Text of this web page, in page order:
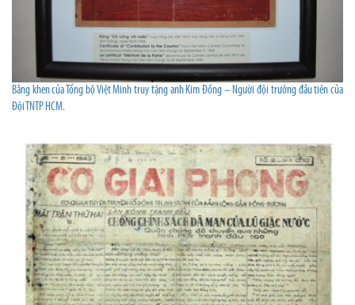
Bằng khen của Tổng bộ Việt Minh truy tặng anh Kim Đồng – Người đội trưởng đầu tiên của
Đội TNTP HCM.